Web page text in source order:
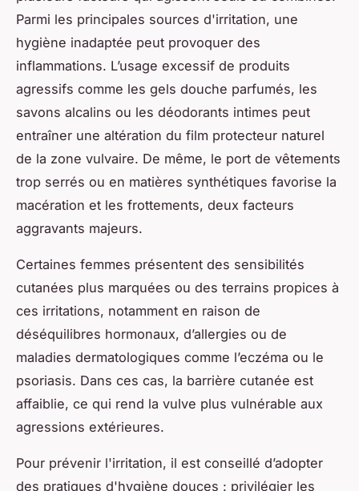
Parmi les principales sources d'irritation, une
hygiène inadaptée peut provoquer des
inflammations. L’usage excessif de produits
agressifs comme les gels douche parfumés, les
savons alcalins ou les déodorants intimes peut
entraîner une altération du film protecteur naturel
de la zone vulvaire. De même, le port de vêtements
trop serrés ou en matières synthétiques favorise la
macération et les frottements, deux facteurs
aggravants majeurs.
Certaines femmes présentent des sensibilités
cutanées plus marquées ou des terrains propices à
ces irritations, notamment en raison de
déséquilibres hormonaux, d’allergies ou de
maladies dermatologiques comme l’eczéma ou le
psoriasis. Dans ces cas, la barrière cutanée est
affaiblie, ce qui rend la vulve plus vulnérable aux
agressions extérieures.
Pour prévenir l'irritation, il est conseillé d’adopter
des pratiques d'hygiène douces : privilégier les